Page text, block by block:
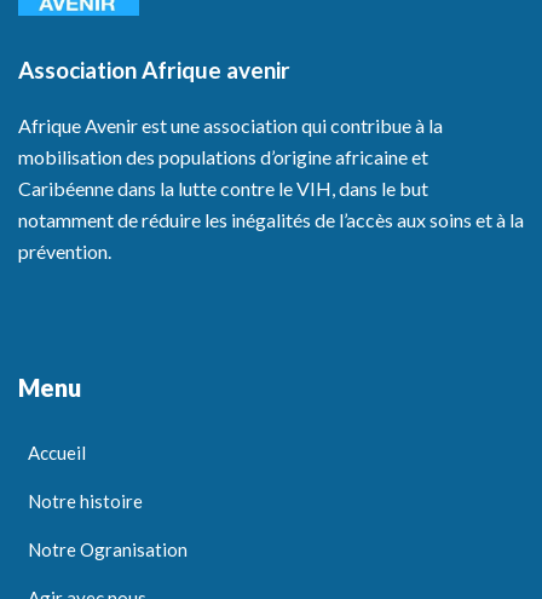
Association Afrique avenir
Afrique Avenir est une association qui contribue à la
mobilisation des populations d’origine africaine et
Caribéenne dans la lutte contre le VIH, dans le but
notamment de réduire les inégalités de l’accès aux soins et à la
prévention.
Menu
Accueil
Notre histoire
Notre Ogranisation